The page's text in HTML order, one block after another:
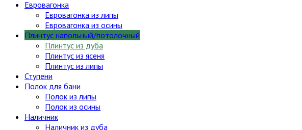
Евровагонка
Евровагонка из липы
Евровагонка из осины
Плинтус напольный/потолочный
Плинтус из дуба
Плинтус из ясеня
Плинтус из липы
Ступени
Полок для бани
Полок из липы
Полок из осины
Наличник
Наличник из дуба